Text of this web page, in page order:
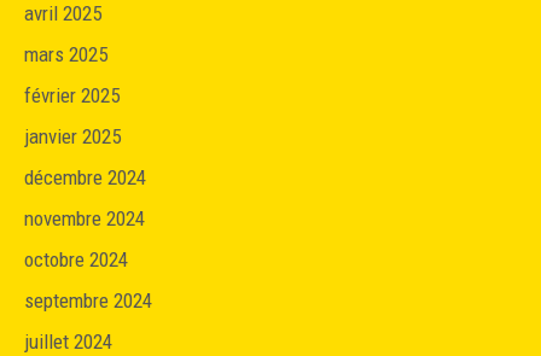
avril 2025
mars 2025
février 2025
janvier 2025
décembre 2024
novembre 2024
octobre 2024
septembre 2024
juillet 2024